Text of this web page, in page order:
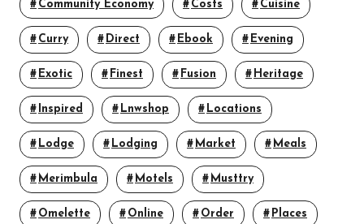
Community Economy Costs Cuisine
Curry Direct Ebook Evening
Exotic Finest Fusion Heritage
Inspired Lnwshop Locations
Lodge Lodging Market Meals
Merimbula Motels Musttry
Omelette Online Order Places